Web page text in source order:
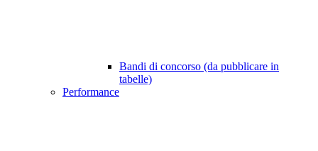
Bandi di concorso (da pubblicare in
tabelle)
Performance